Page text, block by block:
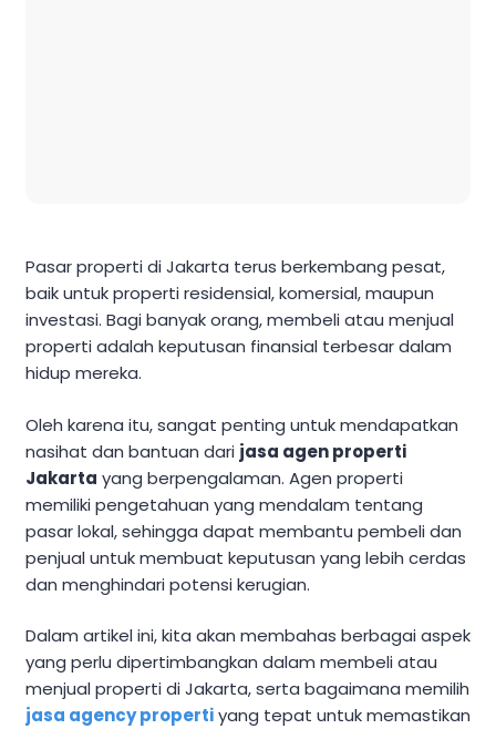
Pasar properti di Jakarta terus berkembang pesat,
baik untuk properti residensial, komersial, maupun
investasi. Bagi banyak orang, membeli atau menjual
properti adalah keputusan finansial terbesar dalam
hidup mereka.
Oleh karena itu, sangat penting untuk mendapatkan
nasihat dan bantuan dari jasa agen properti
Jakarta yang berpengalaman. Agen properti
memiliki pengetahuan yang mendalam tentang
pasar lokal, sehingga dapat membantu pembeli dan
penjual untuk membuat keputusan yang lebih cerdas
dan menghindari potensi kerugian.
Dalam artikel ini, kita akan membahas berbagai aspek
yang perlu dipertimbangkan dalam membeli atau
menjual properti di Jakarta, serta bagaimana memilih
jasa agency propertiyang tepat untuk memastikan